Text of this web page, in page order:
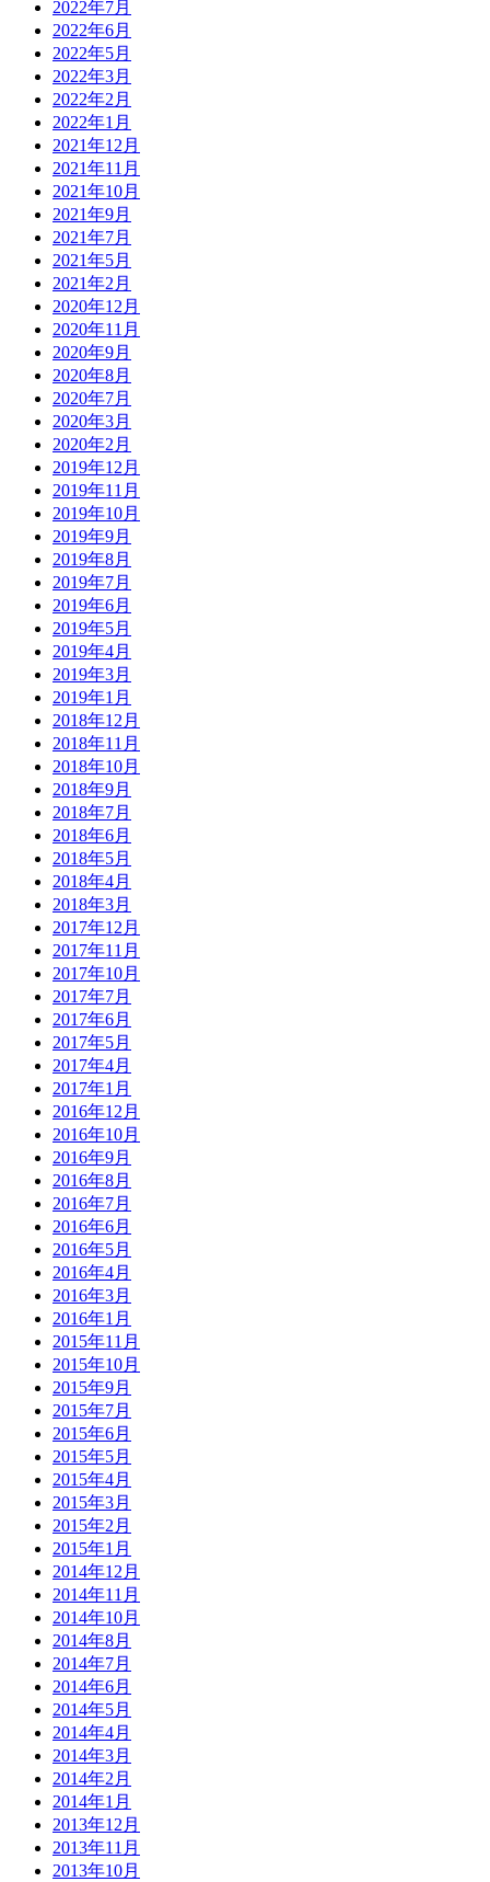
2022年7月
2022年6月
2022年5月
2022年3月
2022年2月
2022年1月
2021年12月
2021年11月
2021年10月
2021年9月
2021年7月
2021年5月
2021年2月
2020年12月
2020年11月
2020年9月
2020年8月
2020年7月
2020年3月
2020年2月
2019年12月
2019年11月
2019年10月
2019年9月
2019年8月
2019年7月
2019年6月
2019年5月
2019年4月
2019年3月
2019年1月
2018年12月
2018年11月
2018年10月
2018年9月
2018年7月
2018年6月
2018年5月
2018年4月
2018年3月
2017年12月
2017年11月
2017年10月
2017年7月
2017年6月
2017年5月
2017年4月
2017年1月
2016年12月
2016年10月
2016年9月
2016年8月
2016年7月
2016年6月
2016年5月
2016年4月
2016年3月
2016年1月
2015年11月
2015年10月
2015年9月
2015年7月
2015年6月
2015年5月
2015年4月
2015年3月
2015年2月
2015年1月
2014年12月
2014年11月
2014年10月
2014年8月
2014年7月
2014年6月
2014年5月
2014年4月
2014年3月
2014年2月
2014年1月
2013年12月
2013年11月
2013年10月